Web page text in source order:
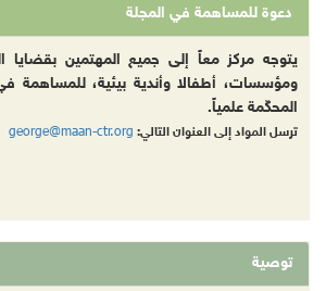
دعوة للمساهمة في المجلة
يتوجه مركز معاً إلى جميع المهتمين بقضايا
ومؤسسات، أطفالا وأندية بيئية، للمساهمة في
المحكّمة علمياً.
ترسل المواد إلى العنوان التالي: george@maan-ctr.org
توصية